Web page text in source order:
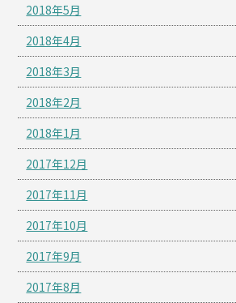
2018年5月
2018年4月
2018年3月
2018年2月
2018年1月
2017年12月
2017年11月
2017年10月
2017年9月
2017年8月